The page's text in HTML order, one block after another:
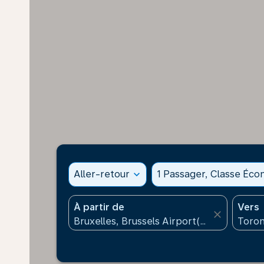
Aller-retour expand_more 1 Passager, Classe
À partir de
close
Vers